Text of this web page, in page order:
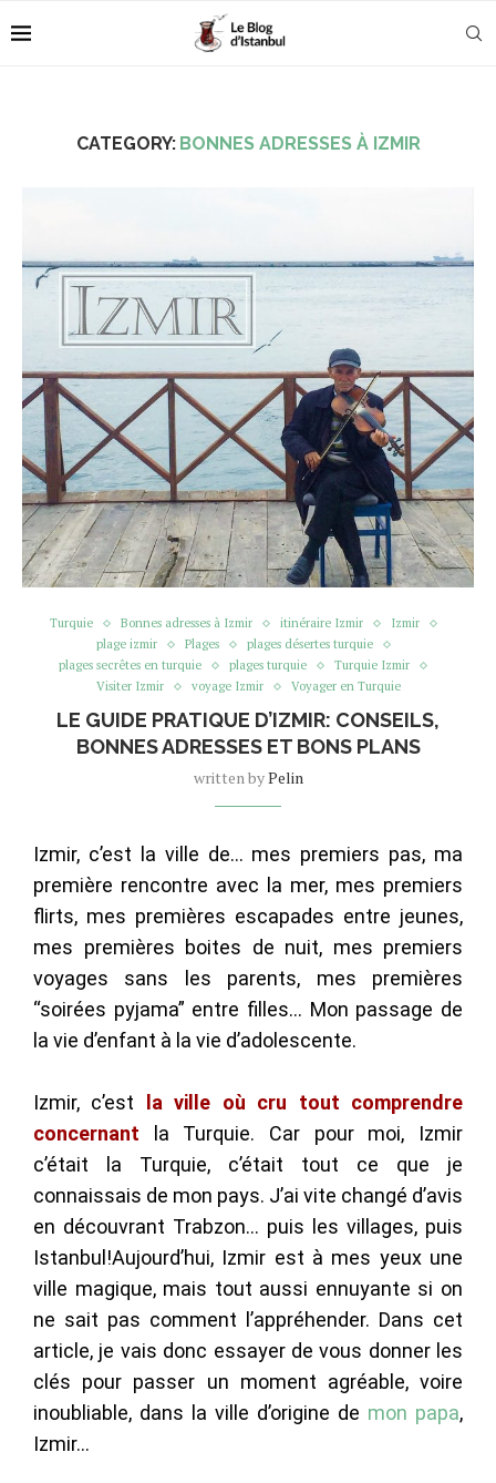
CATEGORY: BONNES ADRESSES À IZMIR
Turquie Bonnes adresses à Izmir itinéraire Izmir
Izmir
plage izmir
Plages
plages désertes turquie
plages secrêtes en turquie
plages turquie
Turquie Izmir
Visiter Izmir
voyage Izmir Voyager en Turquie
LE GUIDE PRATIQUE D’IZMIR: CONSEILS,
BONNES ADRESSES ET BONS PLANS
written byPelin
Izmir, c’est la ville de… mes premiers pas, ma
première rencontre avec la mer, mes premiers
flirts, mes premières escapades entre jeunes,
mes premières boites de nuit, mes premiers
voyages sans les parents, mes premières
“soirées pyjama” entre filles… Mon passage de
la vie d’enfant à la vie d’adolescente.
Izmir, c’est
la ville où cru tout comprendre
concernant
la Turquie. Car pour moi, Izmir
c’était la Turquie, c’était tout ce que je
connaissais de mon pays. J’ai vite changé d’avis
en découvrant Trabzon… puis les villages, puis
Istanbul!Aujourd’hui, Izmir est à mes yeux une
ville magique, mais tout aussi ennuyante si on
ne sait pas comment l’appréhender. Dans cet
article, je vais donc essayer de vous donner les
clés pour passer un moment agréable, voire
inoubliable, dans la ville d’origine de mon papa,
Izmir…